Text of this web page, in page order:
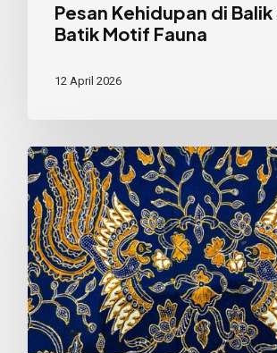
Pesan Kehidupan di
Batik Motif Fauna
12 April 2026
Motif
Batik
Burung
Hong:
Harmoni
Budaya
dalam
Sehelai